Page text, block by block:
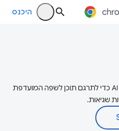
היכנס
‫Google משתמשת בטכנולוגיית AI כדי לתרגם תוכן לשפה המועדפת
שגיאות.